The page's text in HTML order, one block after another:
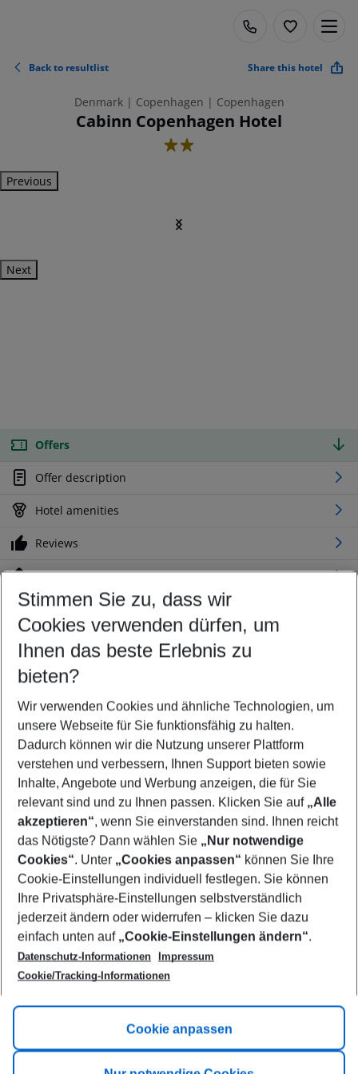
Back to resultlist Share this hotel
Denmark | Copenhagen | Copenhagen
Cabinn Copenhagen Hotel
2
Previous
Next
Offers
Offer description
Hotel amenities
Reviews
Location
Customize your offer
Find the perfect deal which suits your best
Your departure airport
Any airport
Select your date range
08/08/26–06/08/27 5-8 nights
Who will travel
2 adults No children
Show more filter
Footer
Footer navigation
Title A
Link A
Stimmen Sie zu, dass wir
Cookies verwenden dürfen, um
Ihnen das beste Erlebnis zu
bieten?
Wir verwenden Cookies und ähnliche Technologien, um
unsere Webseite für Sie funktionsfähig zu halten.
Dadurch können wir die Nutzung unserer Plattform
verstehen und verbessern, Ihnen Support bieten sowie
Inhalte, Angebote und Werbung anzeigen, die für Sie
relevant sind und zu Ihnen passen. Klicken Sie auf „Alle
akzeptieren“, wenn Sie einverstanden sind. Ihnen reicht
das Nötigste? Dann wählen Sie „Nur notwendige
Cookies“. Unter „Cookies anpassen“ können Sie Ihre
Cookie-Einstellungen individuell festlegen. Sie können
Ihre Privatsphäre-Einstellungen selbstverständlich
jederzeit ändern oder widerrufen – klicken Sie dazu
einfach unten auf „Cookie-Einstellungen ändern“.
Datenschutz-Informationen
Impressum
Cookie/Tracking-Informationen
Cookie anpassen